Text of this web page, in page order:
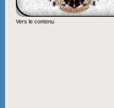
Vers le contenu